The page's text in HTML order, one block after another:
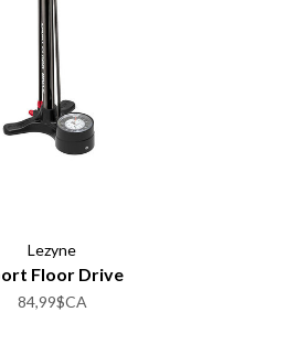
Lezyne
Floor Drive
84,99$CA